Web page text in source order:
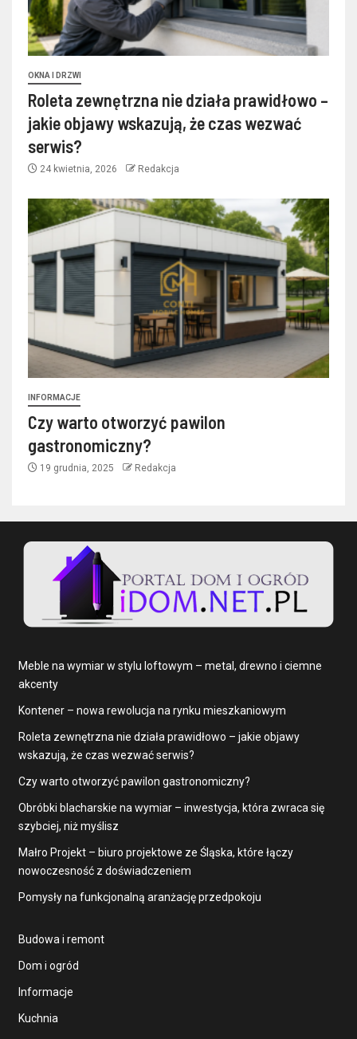
OKNA I DRZWI
Roleta zewnętrzna nie działa prawidłowo –
jakie objawy wskazują, że czas wezwać
serwis?
24 kwietnia, 2026 Redakcja
INFORMACJE
Czy warto otworzyć pawilon
gastronomiczny?
19 grudnia, 2025 Redakcja
Meble na wymiar w stylu loftowym – metal, drewno i ciemne
akcenty
Kontener – nowa rewolucja na rynku mieszkaniowym
Roleta zewnętrzna nie działa prawidłowo – jakie objawy
wskazują, że czas wezwać serwis?
Czy warto otworzyć pawilon gastronomiczny?
Obróbki blacharskie na wymiar – inwestycja, która zwraca się
szybciej, niż myślisz
Małro Projekt – biuro projektowe ze Śląska, które łączy
nowoczesność z doświadczeniem
Pomysły na funkcjonalną aranżację przedpokoju
Budowa i remont
Dom i ogród
Informacje
Kuchnia